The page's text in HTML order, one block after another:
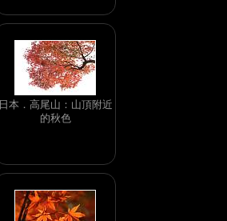
日本．高尾山：山頂附近
的秋色